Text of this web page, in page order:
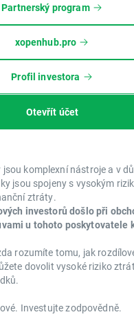
Partnerský program
xopenhub.pro
Profil investora
Otevřít účet
komplexní nástroje a v
jsou spojeny s vysokým
ztráty.
investorů došlo při
u tohoto poskytovatele
rozumíte tomu, jak
dovolit vysoké riziko
Investujte zodpovědně.